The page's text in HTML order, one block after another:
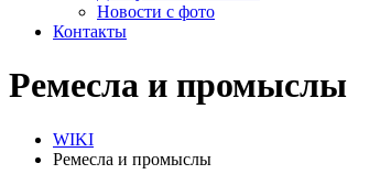
Новости с фото
Контакты
Ремесла и промыслы
WIKI
Ремесла и промыслы